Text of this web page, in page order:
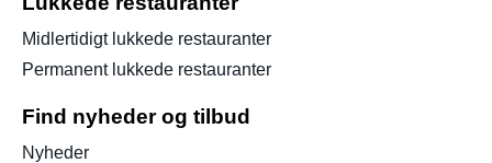
Midlertidigt lukkede restauranter
Permanent lukkede restauranter
Find nyheder og tilbud
Nyheder